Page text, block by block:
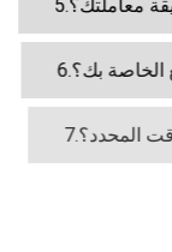
معاملتك؟
الخاصة بك؟
المحدد؟